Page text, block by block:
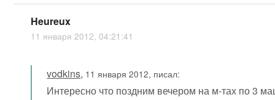
Heureux
11 января 2012, 04:21:41
vodkins, 11 января 2012, писал:
Интересно что поздним вечером на м-тах по 3